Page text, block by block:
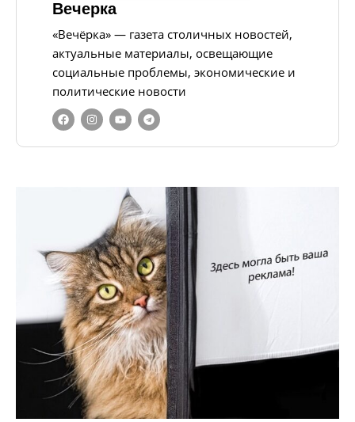
Вечерка
«Вечёрка» — газета столичных новостей,
актуальные материалы, освещающие
социальные проблемы, экономические и
политические новости